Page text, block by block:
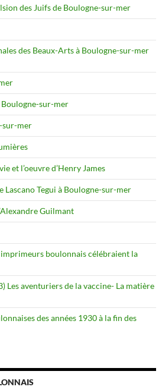
des Juifs de Boulogne-sur-mer
des Beaux-Arts à Boulogne-sur-mer
Boulogne-sur-mer
sur-mer
et l’oeuvre d’Henry James
Lascano Tegui à Boulogne-sur-mer
Guilmant
boulonnais célébraient la
Les aventuriers de la vaccine- La matière
des années 1930 à la fin des